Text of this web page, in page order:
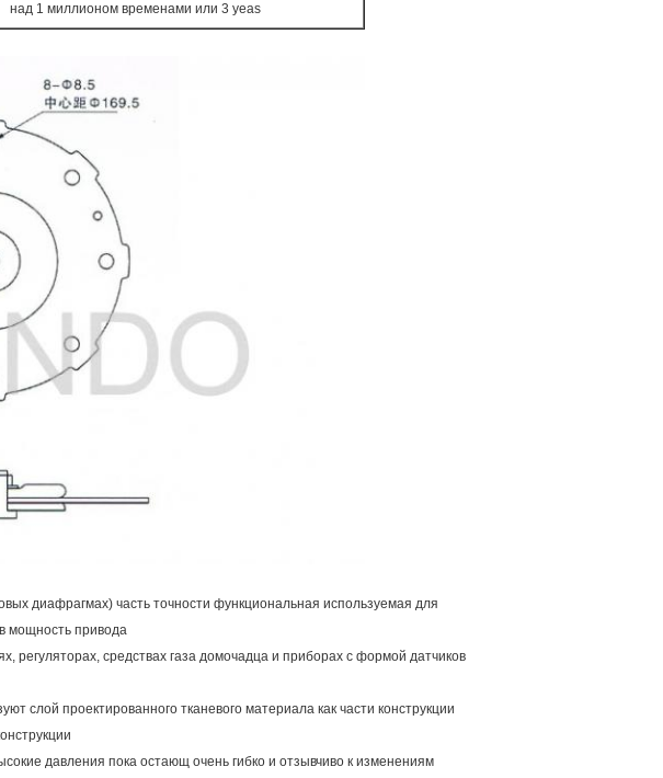
над 1 миллионом временами или 3 yeas
диафрагмах) часть точности функциональная используемая для
мощность привода
регуляторах, средствах газа домочадца и приборах с формой датчиков
слой проектированного тканевого материала как части конструкции
давления пока остающ очень гибко и отзывчиво к изменениям